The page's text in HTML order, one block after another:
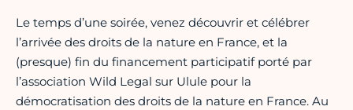
Le temps d’une soirée, venez découvrir et célébrer
l’arrivée des droits de la nature en France, et la
(presque) fin du financement participatif porté par
l’association Wild Legal sur Ulule pour la
démocratisation des droits de la nature en France. Au